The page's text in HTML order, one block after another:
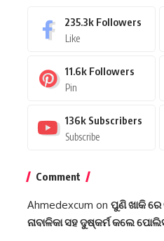
235.3k Followers
Like
11.6k Followers
Pin
136k Subscribers
Subscribe
Comment
Ahmedexcum on ପୁଣି ଖାକି
ନାବାଳିକା ସହ ଦୁଷ୍କର୍ମ କଲେ